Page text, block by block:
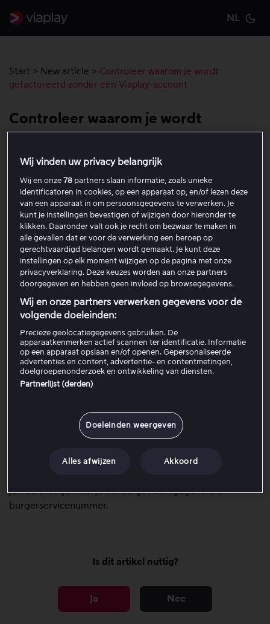
NL
Start > New article > Controleer waarom je wordt
gefactureerd zonder een Viaplay-account
Controleer waarom je wordt
account
Als je een afschrijving van Viaplay op je bankrekening
hebt gezien, maar zeker weet dat je geen pakket hebt
afgesloten, neem dan contact op met de klantenservice.
Informatie over de contactmogelijkheden vind je
onderaan deze pagina.
Houd de volgende gegevens bij de hand wanneer je
De laatste 4 cijfers en de vervaldatum van de kaart
die is belast.
Het bedrag dat is afgeschreven.
De datum waarop de afschrijving heeft
plaatsgevonden.
gegevens is erg belangrijk voor ons. Stuur alleen de
je nooit vragen om je volledige kaartgegevens of
burgerservicenummer.
Is dit artikel nuttig?
Ja Nee
Wij vinden uw privacy belangrijk
Wij en onze78 partners slaan informatie, zoals unieke
identificatoren in cookies, op een apparaat op, en/of lezen deze
van een apparaat in om persoonsgegevens te verwerken. Je
kunt je instellingen bevestigen of wijzigen door hieronder te
klikken. Daaronder valt ook je recht om bezwaar te maken in
alle gevallen dat er voor de verwerking een beroep op
gerechtvaardigd belangen wordt gemaakt. Je kunt deze
instellingen op elk moment wijzigen op de pagina met onze
privacyverklaring. Deze keuzes worden aan onze partners
doorgegeven en hebben geen invloed op browsegegevens.
Wij en onze partners verwerken gegevens voor de
volgende doeleinden:
Precieze geolocatiegegevens gebruiken. De
apparaatkenmerken actief scannen ter identificatie. Informatie
op een apparaat opslaan en/of openen. Gepersonaliseerde
advertenties en content, advertentie- en contentmetingen,
doelgroepenonderzoek en ontwikkeling van diensten.
Partnerlijst (derden)
Doeleinden weergeven
Alles afwijzen Akkoord